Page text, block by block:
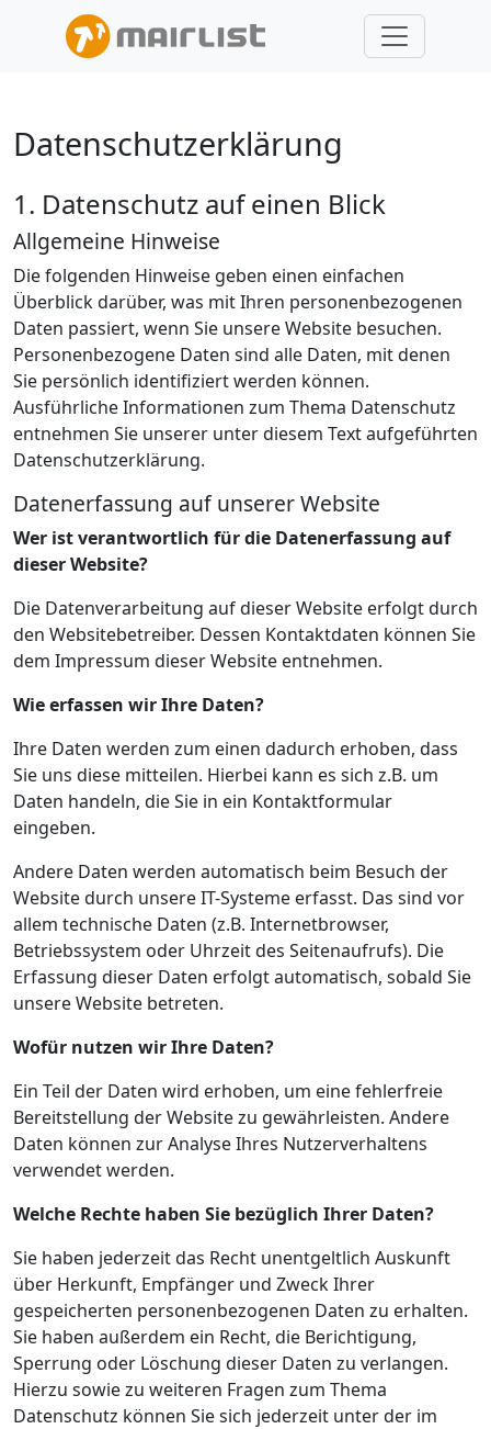
Datenschutzerklärung
1. Datenschutz auf einen Blick
Allgemeine Hinweise
Die folgenden Hinweise geben einen einfachen
Überblick darüber, was mit Ihren personenbezogenen
Daten passiert, wenn Sie unsere Website besuchen.
Personenbezogene Daten sind alle Daten, mit denen
Sie persönlich identifiziert werden können.
Ausführliche Informationen zum Thema Datenschutz
entnehmen Sie unserer unter diesem Text aufgeführten
Datenschutzerklärung.
Datenerfassung auf unserer Website
Wer ist verantwortlich für die Datenerfassung auf
dieser Website?
Die Datenverarbeitung auf dieser Website erfolgt durch
den Websitebetreiber. Dessen Kontaktdaten können Sie
dem Impressum dieser Website entnehmen.
Wie erfassen wir Ihre Daten?
Ihre Daten werden zum einen dadurch erhoben, dass
Sie uns diese mitteilen. Hierbei kann es sich z.B. um
Daten handeln, die Sie in ein Kontaktformular
eingeben.
Andere Daten werden automatisch beim Besuch der
Website durch unsere IT-Systeme erfasst. Das sind vor
allem technische Daten (z.B. Internetbrowser,
Betriebssystem oder Uhrzeit des Seitenaufrufs). Die
Erfassung dieser Daten erfolgt automatisch, sobald Sie
unsere Website betreten.
Wofür nutzen wir Ihre Daten?
Ein Teil der Daten wird erhoben, um eine fehlerfreie
Bereitstellung der Website zu gewährleisten. Andere
Daten können zur Analyse Ihres Nutzerverhaltens
verwendet werden.
Welche Rechte haben Sie bezüglich Ihrer Daten?
Sie haben jederzeit das Recht unentgeltlich Auskunft
über Herkunft, Empfänger und Zweck Ihrer
gespeicherten personenbezogenen Daten zu erhalten.
Sie haben außerdem ein Recht, die Berichtigung,
Sperrung oder Löschung dieser Daten zu verlangen.
Hierzu sowie zu weiteren Fragen zum Thema
Datenschutz können Sie sich jederzeit unter der im